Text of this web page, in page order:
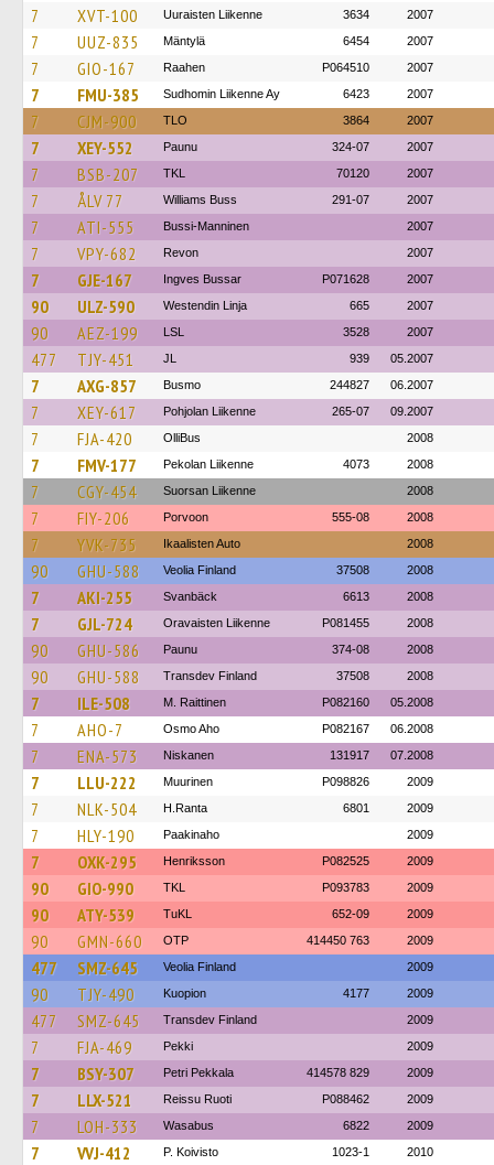
7 XVT-100 Uuraisten Liikenne 3634 2007
7 UUZ-835 Mäntylä 6454 2007
7 GIO-167 Raahen P064510 2007
7 FMU-385 Sudhomin Liikenne Ay 6423 2007
7 CJM-900 TLO 3864 2007
7 XEY-552 Paunu 324-07 2007
7 BSB-207 TKL 70120 2007
7 ÅLV 77 Williams Buss 291-07 2007
7 ATI-555 Bussi-Manninen 2007
7 VPY-682 Revon 2007
7 GJE-167 Ingves Bussar P071628 2007
90 ULZ-590 Westendin Linja 665 2007
90 AEZ-199 LSL 3528 2007
477 TJY-451 JL 939 05.2007
7 AXG-857 Busmo 244827 06.2007
7 XEY-617 Pohjolan Liikenne 265-07 09.2007
7 FJA-420 OlliBus 2008
7 FMV-177 Pekolan Liikenne 4073 2008
7 CGY-454 Suorsan Liikenne 2008
7 FIY-206 Porvoon 555-08 2008
7 YVK-735 Ikaalisten Auto 2008
90 GHU-588 Veolia Finland 37508 2008
7 AKI-255 Svanbäck 6613 2008
7 GJL-724 Oravaisten Liikenne P081455 2008
90 GHU-586 Paunu 374-08 2008
90 GHU-588 Transdev Finland 37508 2008
7 ILE-508 M. Raittinen P082160 05.2008
7 AHO-7 Osmo Aho P082167 06.2008
7 ENA-573 Niskanen 131917 07.2008
7 LLU-222 Muurinen P098826 2009
7 NLK-504 H.Ranta 6801 2009
7 HLY-190 Paakinaho 2009
7 OXK-295 Henriksson P082525 2009
90 GIO-990 TKL P093783 2009
90 ATY-539 TuKL 652-09 2009
90 GMN-660 OTP 414450 763 2009
477 SMZ-645 Veolia Finland 2009
90 TJY-490 Kuopion 4177 2009
477 SMZ-645 Transdev Finland 2009
7 FJA-469 Pekki 2009
7 BSY-307 Petri Pekkala 414578 829 2009
7 LLX-521 Reissu Ruoti P088462 2009
7 LOH-333 Wasabus 6822 2009
7 VVJ-412 P. Koivisto 1023-1 2010